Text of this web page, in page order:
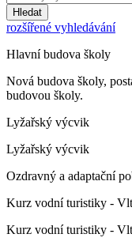
Hledat
rozšířené vyhledávání
Hlavní budova školy
Nová budova školy,
budovou školy.
Lyžařský výcvik
Lyžařský výcvik
Ozdravný a adaptační
Kurz vodní turistiky -
Kurz vodní turistiky -